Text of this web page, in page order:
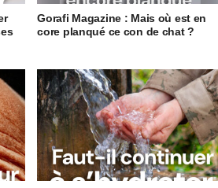
Gorafi Magazine : Mais où est en
core planqué ce con de chat ?